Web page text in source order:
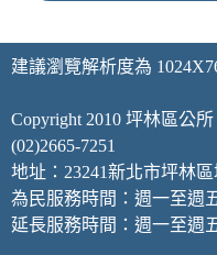
建議瀏覽解析度為
Copyright 2010 坪林區公所
(02)2665-7251
地址：23241新北市坪林
為民服務時間：週一至週
延長服務時間：週一至週